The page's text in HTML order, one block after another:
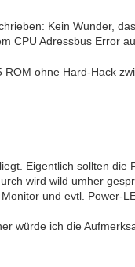
Kein Wunder,
CPU Adressbus Error
ohne Hard-Hack
Eigentlich sollten die
wird wild umher
und evtl. Power-
würde ich die